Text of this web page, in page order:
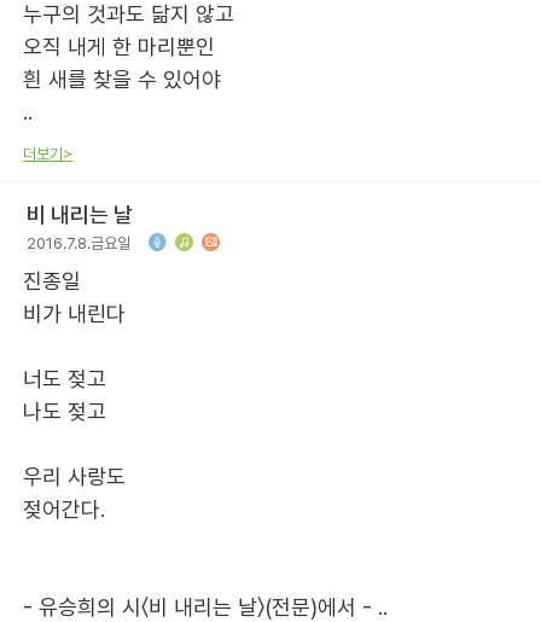
누구의 것과도 닮지 않고
오직 내게 한 마리뿐인
흰 새를 찾을 수 있어야
..
더보기>
비 내리는 날
2016.7.8.금요일
진종일
비가 내린다
너도 젖고
나도 젖고
우리 사랑도
젖어간다.
- 유승희의 시〈비 내리는 날〉(전문)에서 - ..